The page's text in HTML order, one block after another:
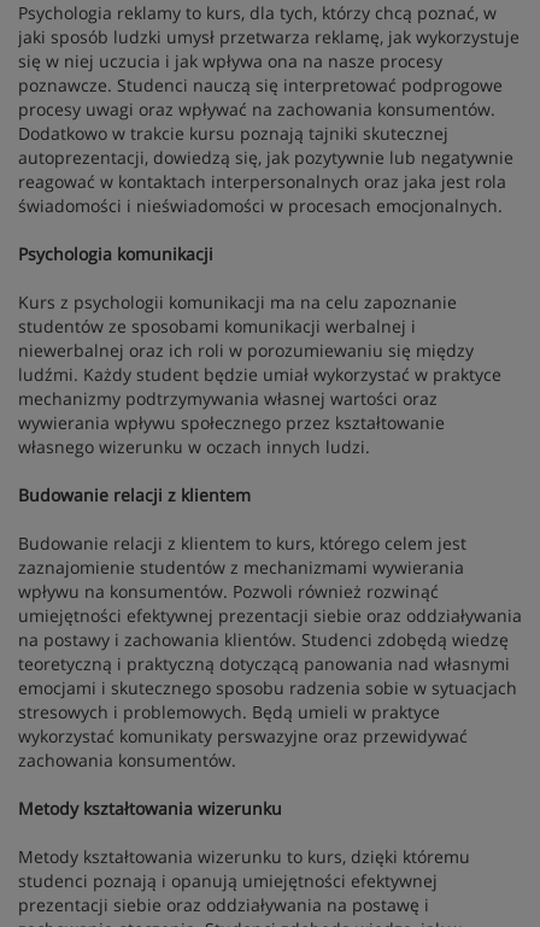
Psychologia reklamy to kurs, dla tych, którzy chcą poznać, w
jaki sposób ludzki umysł przetwarza reklamę, jak wykorzystuje
się w niej uczucia i jak wpływa ona na nasze procesy
poznawcze. Studenci nauczą się interpretować podprogowe
procesy uwagi oraz wpływać na zachowania konsumentów.
Dodatkowo w trakcie kursu poznają tajniki skutecznej
autoprezentacji, dowiedzą się, jak pozytywnie lub negatywnie
reagować w kontaktach interpersonalnych oraz jaka jest rola
świadomości i nieświadomości w procesach emocjonalnych.
Psychologia komunikacji
Kurs z psychologii komunikacji ma na celu zapoznanie
studentów ze sposobami komunikacji werbalnej i
niewerbalnej oraz ich roli w porozumiewaniu się między
ludźmi. Każdy student będzie umiał wykorzystać w praktyce
mechanizmy podtrzymywania własnej wartości oraz
wywierania wpływu społecznego przez kształtowanie
własnego wizerunku w oczach innych ludzi.
Budowanie relacji z klientem
Budowanie relacji z klientem to kurs, którego celem jest
zaznajomienie studentów z mechanizmami wywierania
wpływu na konsumentów. Pozwoli również rozwinąć
umiejętności efektywnej prezentacji siebie oraz oddziaływania
na postawy i zachowania klientów. Studenci zdobędą wiedzę
teoretyczną i praktyczną dotyczącą panowania nad własnymi
emocjami i skutecznego sposobu radzenia sobie w sytuacjach
stresowych i problemowych. Będą umieli w praktyce
wykorzystać komunikaty perswazyjne oraz przewidywać
zachowania konsumentów.
Metody kształtowania wizerunku
Metody kształtowania wizerunku to kurs, dzięki któremu
studenci poznają i opanują umiejętności efektywnej
prezentacji siebie oraz oddziaływania na postawę i